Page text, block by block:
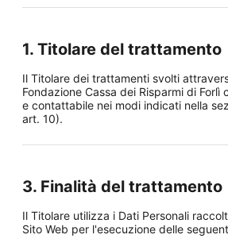
1. Titolare del trattamento
Il Titolare dei trattamenti svolti
Fondazione Cassa dei Risparmi di Forlì
e contattabile nei modi indicati nella
art. 10).
3. Finalità del trattamento
Il Titolare utilizza i Dati Personali
Sito Web per l'esecuzione delle